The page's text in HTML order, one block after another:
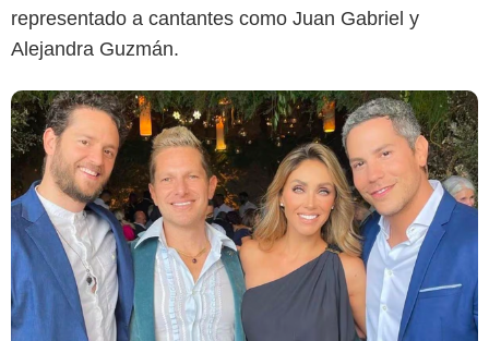
representado a cantantes como Juan Gabriel y
Alejandra Guzmán.